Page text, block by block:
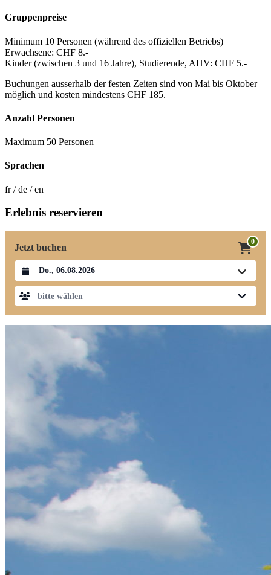
Gruppenpreise
Minimum 10 Personen (während des offiziellen Betriebs)
Erwachsene: CHF 8.-
Kinder (zwischen 3 und 16 Jahre), Studierende, AHV: CHF 5.-
Buchungen ausserhalb der festen Zeiten sind von Mai bis Oktober
möglich und kosten mindestens CHF 185.
Anzahl Personen
Maximum 50 Personen
Sprachen
fr / de / en
Erlebnis reservieren
Jetzt buchen
0
Datum auswählen
bitte wählen